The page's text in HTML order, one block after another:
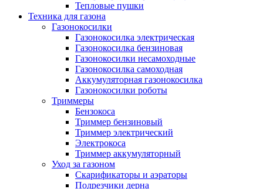
Тепловые пушки
Техника для газона
Газонокосилки
Газонокосилка электрическая
Газонокосилка бензиновая
Газонокосилки несамоходные
Газонокосилка самоходная
Аккумуляторная газонокосилка
Газонокосилки роботы
Триммеры
Бензокоса
Триммер бензиновый
Триммер электрический
Электрокоса
Триммер аккумуляторный
Уход за газоном
Скарификаторы и аэраторы
Подрезчики дерна